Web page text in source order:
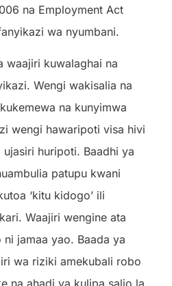
na Employment Act
wa nyumbani.
waajiri kuwalaghai na
Wengi wakisalia na
na kunyimwa
wengi hawaripoti visa hivi
huripoti. Baadhi ya
patupu kwani
‘kitu kidogo’ ili
Waajiri wengine ata
jamaa yao. Baada ya
wa riziki amekubali robo